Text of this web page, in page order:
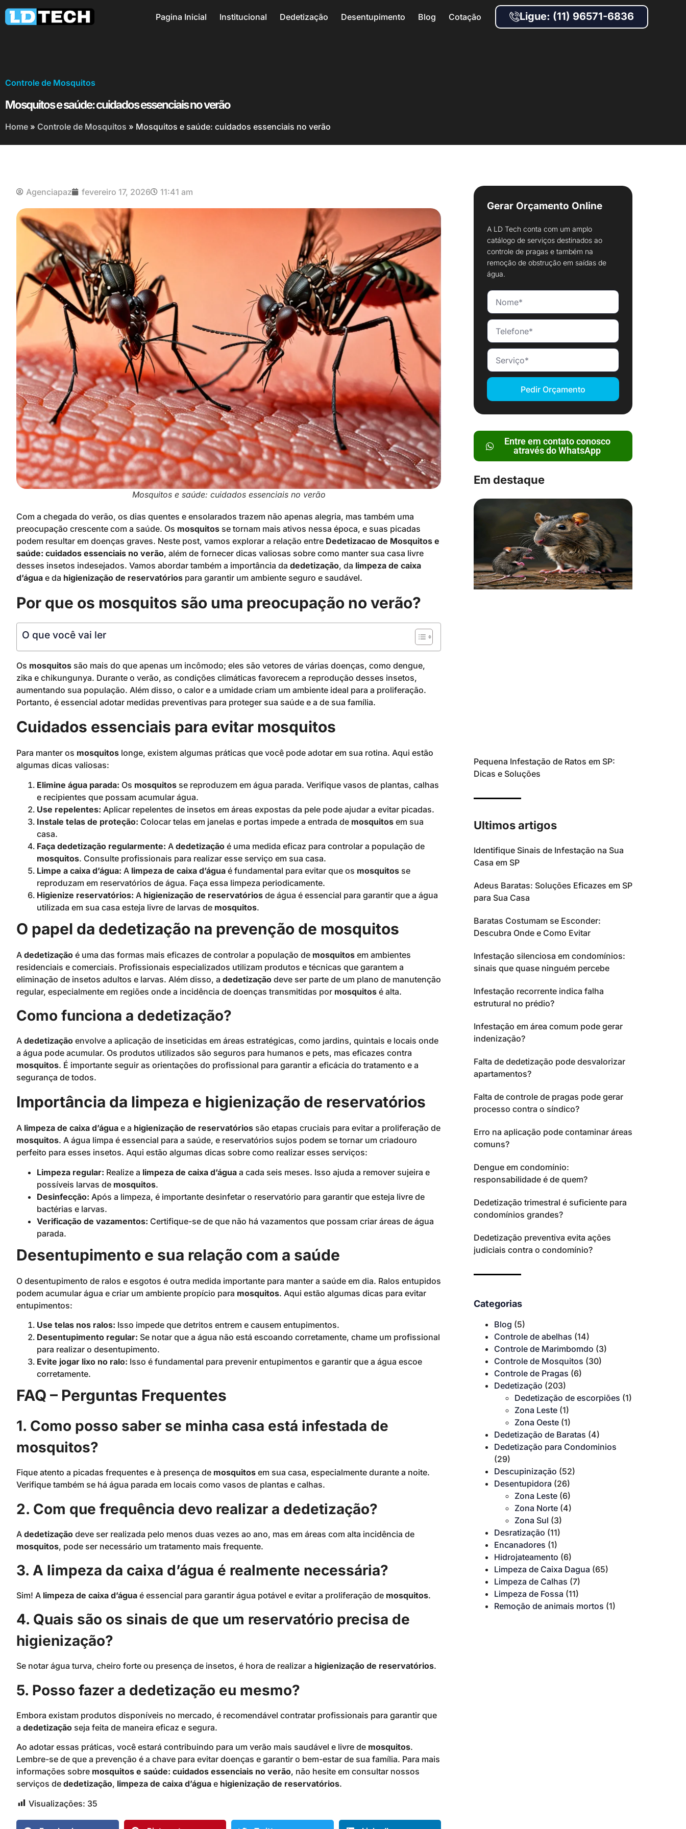
Pagina Inicial Institucional Dedetização Desentupimento Blog Cotação Ligue: (11) 96571-6836
Controle de Mosquitos
Mosquitos e saúde: cuidados essenciais no verão
Home » Controle de Mosquitos » Mosquitos e saúde: cuidados essenciais no verão
Agenciapaz fevereiro 17, 2026 11:41 am
Mosquitos e saúde: cuidados essenciais no verão
Com a chegada do verão, os dias quentes e ensolarados trazem não apenas alegria, mas também uma
preocupação crescente com a saúde. Os mosquitos se tornam mais ativos nessa época, e suas picadas
podem resultar em doenças graves. Neste post, vamos explorar a relação entre Dedetizacao de Mosquitos e
saúde: cuidados essenciais no verão, além de fornecer dicas valiosas sobre como manter sua casa livre
desses insetos indesejados. Vamos abordar também a importância da dedetização, da limpeza de caixa
d’água e da higienização de reservatórios para garantir um ambiente seguro e saudável.
Por que os mosquitos são uma preocupação no verão?
O que você vai ler
Os mosquitos são mais do que apenas um incômodo; eles são vetores de várias doenças, como dengue,
zika e chikungunya. Durante o verão, as condições climáticas favorecem a reprodução desses insetos,
aumentando sua população. Além disso, o calor e a umidade criam um ambiente ideal para a proliferação.
Portanto, é essencial adotar medidas preventivas para proteger sua saúde e a de sua família.
Cuidados essenciais para evitar mosquitos
Para manter os mosquitos longe, existem algumas práticas que você pode adotar em sua rotina. Aqui estão
algumas dicas valiosas:
Elimine água parada: Os mosquitos se reproduzem em água parada. Verifique vasos de plantas, calhas
e recipientes que possam acumular água.
Use repelentes: Aplicar repelentes de insetos em áreas expostas da pele pode ajudar a evitar picadas.
Instale telas de proteção: Colocar telas em janelas e portas impede a entrada de mosquitos em sua
casa.
Faça dedetização regularmente: A dedetização é uma medida eficaz para controlar a população de
mosquitos. Consulte profissionais para realizar esse serviço em sua casa.
Limpe a caixa d’água: A limpeza de caixa d’água é fundamental para evitar que os mosquitos se
reproduzam em reservatórios de água. Faça essa limpeza periodicamente.
Higienize reservatórios: A higienização de reservatórios de água é essencial para garantir que a água
utilizada em sua casa esteja livre de larvas de mosquitos.
O papel da dedetização na prevenção de mosquitos
A dedetização é uma das formas mais eficazes de controlar a população de mosquitos em ambientes
residenciais e comerciais. Profissionais especializados utilizam produtos e técnicas que garantem a
eliminação de insetos adultos e larvas. Além disso, a dedetização deve ser parte de um plano de manutenção
regular, especialmente em regiões onde a incidência de doenças transmitidas por mosquitos é alta.
Como funciona a dedetização?
A dedetização envolve a aplicação de inseticidas em áreas estratégicas, como jardins, quintais e locais onde
a água pode acumular. Os produtos utilizados são seguros para humanos e pets, mas eficazes contra
mosquitos. É importante seguir as orientações do profissional para garantir a eficácia do tratamento e a
segurança de todos.
Importância da limpeza e higienização de reservatórios
A limpeza de caixa d’água e a higienização de reservatórios são etapas cruciais para evitar a proliferação de
mosquitos. A água limpa é essencial para a saúde, e reservatórios sujos podem se tornar um criadouro
perfeito para esses insetos. Aqui estão algumas dicas sobre como realizar esses serviços:
Limpeza regular: Realize a limpeza de caixa d’água a cada seis meses. Isso ajuda a remover sujeira e
possíveis larvas de mosquitos.
Desinfecção: Após a limpeza, é importante desinfetar o reservatório para garantir que esteja livre de
bactérias e larvas.
Verificação de vazamentos: Certifique-se de que não há vazamentos que possam criar áreas de água
parada.
Desentupimento e sua relação com a saúde
O desentupimento de ralos e esgotos é outra medida importante para manter a saúde em dia. Ralos entupidos
podem acumular água e criar um ambiente propício para mosquitos. Aqui estão algumas dicas para evitar
entupimentos:
Use telas nos ralos: Isso impede que detritos entrem e causem entupimentos.
Desentupimento regular: Se notar que a água não está escoando corretamente, chame um profissional
para realizar o desentupimento.
Evite jogar lixo no ralo: Isso é fundamental para prevenir entupimentos e garantir que a água escoe
corretamente.
FAQ – Perguntas Frequentes
1. Como posso saber se minha casa está infestada de
mosquitos?
Fique atento a picadas frequentes e à presença de mosquitos em sua casa, especialmente durante a noite.
Verifique também se há água parada em locais como vasos de plantas e calhas.
2. Com que frequência devo realizar a dedetização?
A dedetização deve ser realizada pelo menos duas vezes ao ano, mas em áreas com alta incidência de
mosquitos, pode ser necessário um tratamento mais frequente.
3. A limpeza da caixa d’água é realmente necessária?
Sim! A limpeza de caixa d’água é essencial para garantir água potável e evitar a proliferação de mosquitos.
4. Quais são os sinais de que um reservatório precisa de
higienização?
Se notar água turva, cheiro forte ou presença de insetos, é hora de realizar a higienização de reservatórios.
5. Posso fazer a dedetização eu mesmo?
Embora existam produtos disponíveis no mercado, é recomendável contratar profissionais para garantir que
a dedetização seja feita de maneira eficaz e segura.
Ao adotar essas práticas, você estará contribuindo para um verão mais saudável e livre de mosquitos.
Lembre-se de que a prevenção é a chave para evitar doenças e garantir o bem-estar de sua família. Para mais
informações sobre mosquitos e saúde: cuidados essenciais no verão, não hesite em consultar nossos
serviços de dedetização, limpeza de caixa d’água e higienização de reservatórios.
Visualizações: 35
Gerar Orçamento Online
A LD Tech conta com um amplo
catálogo de serviços destinados ao
controle de pragas e também na
remoção de obstrução em saídas de
água.
Pedir Orçamento
Entre em contato conosco
através do WhatsApp
Em destaque
Pequena Infestação de Ratos em SP:
Dicas e Soluções
Ultimos artigos
Identifique Sinais de Infestação na Sua
Casa em SP
Adeus Baratas: Soluções Eficazes em SP
para Sua Casa
Baratas Costumam se Esconder:
Descubra Onde e Como Evitar
Infestação silenciosa em condomínios:
sinais que quase ninguém percebe
Infestação recorrente indica falha
estrutural no prédio?
Infestação em área comum pode gerar
indenização?
Falta de dedetização pode desvalorizar
apartamentos?
Falta de controle de pragas pode gerar
processo contra o síndico?
Erro na aplicação pode contaminar áreas
comuns?
Dengue em condomínio:
responsabilidade é de quem?
Dedetização trimestral é suficiente para
condomínios grandes?
Dedetização preventiva evita ações
judiciais contra o condomínio?
Categorias
Blog (5)
Controle de abelhas (14)
Controle de Marimbomdo (3)
Controle de Mosquitos (30)
Controle de Pragas (6)
Dedetização (203)
Dedetização de escorpiões (1)
Zona Leste (1)
Zona Oeste (1)
Dedetização de Baratas (4)
Dedetização para Condominios
(29)
Descupinização (52)
Desentupidora (26)
Zona Leste (6)
Zona Norte (4)
Zona Sul (3)
Desratização (11)
Encanadores (1)
Hidrojateamento (6)
Limpeza de Caixa Dagua (65)
Limpeza de Calhas (7)
Limpeza de Fossa (11)
Remoção de animais mortos (1)